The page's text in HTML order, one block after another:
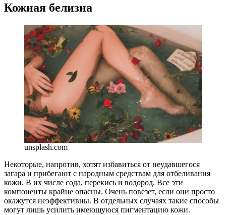
Кожная белизна
unsplash.com
Некоторые, напротив, хотят избавиться от неудавшегося
загара и прибегают с народным средствам для отбеливания
кожи. В их числе сода, перекись и водород. Все эти
компоненты крайне опасны. Очень повезет, если они просто
окажутся неэффективны. В отдельных случаях такие способы
могут лишь усилить имеющуюся пигментацию кожи.